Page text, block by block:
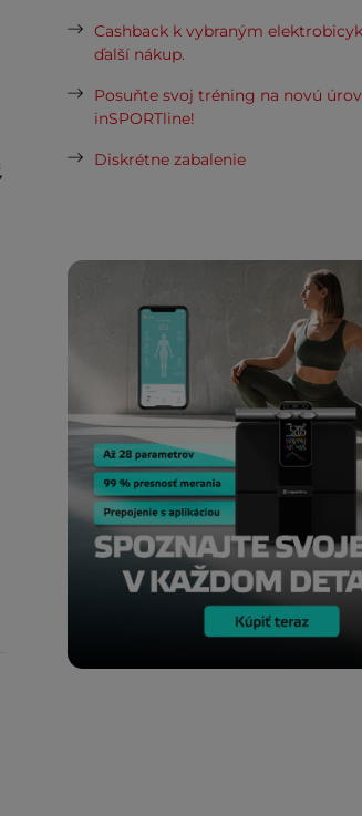
Cashback k vybraným
ďalší nákup.
Posuňte svoj tréning na novú
inSPORTline!
Diskrétne zabalenie